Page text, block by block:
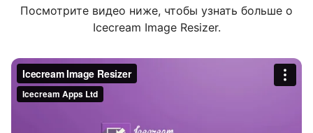
Посмотрите видео ниже, чтобы узнать больше о
Icecream Image Resizer.